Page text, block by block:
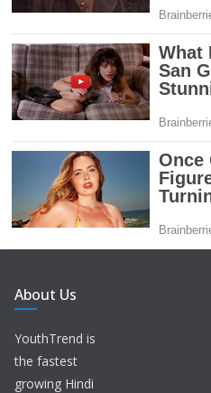
About Us
YouthTrend is
the fastest
growing Hindi